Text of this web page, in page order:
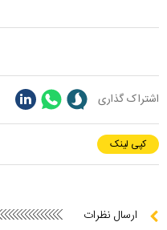
اشتراک گذاری
کپی لینک
ارسال نظرات